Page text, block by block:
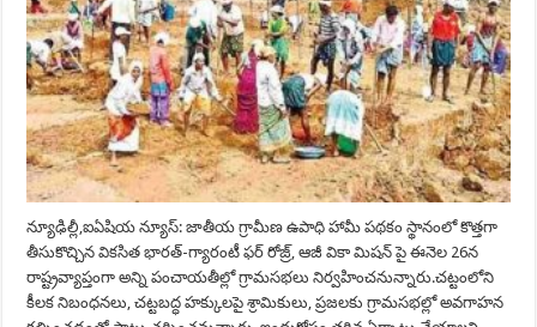
న్యూఢిల్లీ,ఐఏషియ న్యూస్: జాతీయ గ్రామీణ ఉపాధి హామీ పథకం స్థానంలో కొత్తగా
తీసుకొచ్చిన వికసిత భారత్-గ్యారంటీ ఫర్ రోజ్ర్, ఆజీ వికా మిషన్ పై ఈనెల 26న
రాష్ట్రవ్యాప్తంగా అన్ని పంచాయతీల్లో గ్రామసభలు నిర్వహించనున్నారు.చట్టంలోని
కీలక నిబంధనలు, చట్టబద్ధ హక్కులపై శ్రామికులు, ప్రజలకు గ్రామసభల్లో అవగాహన